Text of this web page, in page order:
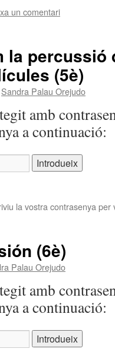
un comentari
la percussió
(5è)
Sandra Palau Orejudo
amb
a continuació:
la vostra contrasenya per
(6è)
Palau Orejudo
amb
a continuació: